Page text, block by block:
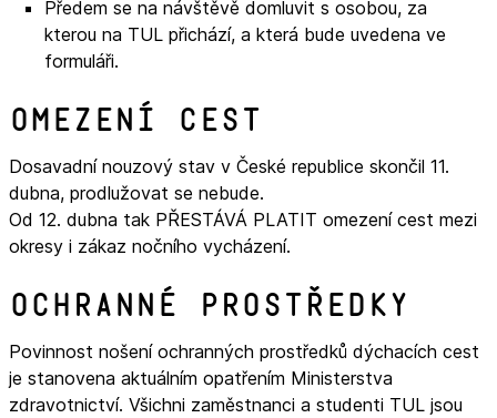
Předem se na návštěvě domluvit s osobou, za
kterou na TUL přichází, a která bude uvedena ve
formuláři.
Omezení cest
Dosavadní nouzový stav v České republice skončil 11.
dubna, prodlužovat se nebude.
Od 12. dubna tak PŘESTÁVÁ PLATIT omezení cest mezi
okresy i zákaz nočního vycházení.
Ochranné prostředky
Povinnost nošení ochranných prostředků dýchacích cest
je stanovena aktuálním opatřením Ministerstva
zdravotnictví. Všichni zaměstnanci a studenti TUL jsou